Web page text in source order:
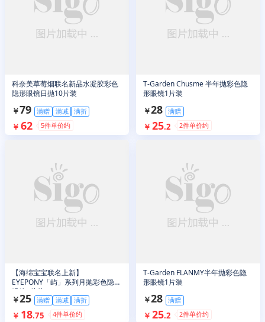
科奈美草莓烟联名新品水凝胶彩色
隐形眼镜日抛10片装
￥79 满赠 满减 满折
￥ 62 5件单价约
T-Garden Chusme 半年抛彩色隐
形眼镜1片装
￥28 满赠
￥ 25.2 2件单价约
【海绵宝宝联名上新】
EYEPONY「屿」系列月抛彩色隐形
眼镜1片装
￥25 满赠 满减 满折
￥ 18.75 4件单价约
T-Garden FLANMY半年抛彩色隐
形眼镜1片装
￥28 满赠
￥ 25.2 2件单价约